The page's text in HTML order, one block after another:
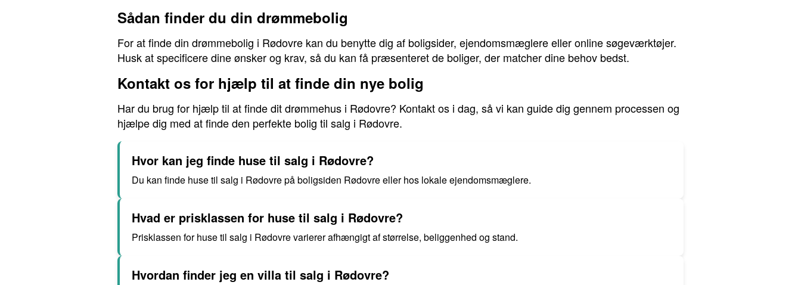
Sådan finder du din drømmebolig
For at finde din drømmebolig i Rødovre kan du benytte dig af boligsider, ejendomsmæglere eller online søgeværktøjer.
Husk at specificere dine ønsker og krav, så du kan få præsenteret de boliger, der matcher dine behov bedst.
Kontakt os for hjælp til at finde din nye bolig
Har du brug for hjælp til at finde dit drømmehus i Rødovre? Kontakt os i dag, så vi kan guide dig gennem processen og
hjælpe dig med at finde den perfekte bolig til salg i Rødovre.
Hvor kan jeg finde huse til salg i Rødovre?
Du kan finde huse til salg i Rødovre på boligsiden Rødovre eller hos lokale ejendomsmæglere.
Hvad er prisklassen for huse til salg i Rødovre?
Prisklassen for huse til salg i Rødovre varierer afhængigt af størrelse, beliggenhed og stand.
Hvordan finder jeg en villa til salg i Rødovre?